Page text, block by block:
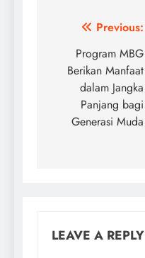
Post
navigation
Previous:
Program MBG
Berikan Manfaat
dalam Jangka
Panjang bagi
Generasi Muda
LEAVE A REPLY